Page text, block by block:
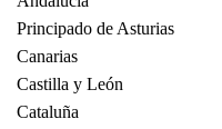
Principado de Asturias
Canarias
Castilla y León
Cataluña